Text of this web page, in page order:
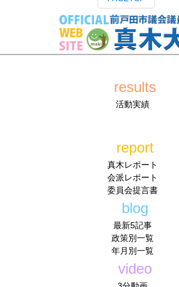
results
活動実績
report
真木レポート
会派レポート
委員会提言書
blog
最新5記事
政策別一覧
年月別一覧
video